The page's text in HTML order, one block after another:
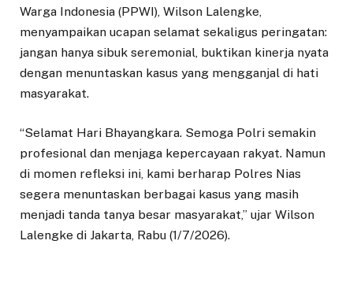
Warga Indonesia (PPWI), Wilson Lalengke,
menyampaikan ucapan selamat sekaligus peringatan:
jangan hanya sibuk seremonial, buktikan kinerja nyata
dengan menuntaskan kasus yang mengganjal di hati
masyarakat.
“Selamat Hari Bhayangkara. Semoga Polri semakin
profesional dan menjaga kepercayaan rakyat. Namun
di momen refleksi ini, kami berharap Polres Nias
segera menuntaskan berbagai kasus yang masih
menjadi tanda tanya besar masyarakat,” ujar Wilson
Lalengke di Jakarta, Rabu (1/7/2026).